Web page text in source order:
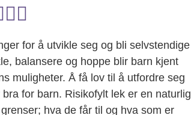
for å utvikle seg og bli selvstendige
balansere og hoppe blir barn kjent
muligheter. Å få lov til å utfordre seg
for barn. Risikofylt lek er en naturlig
hva de får til og hva som er